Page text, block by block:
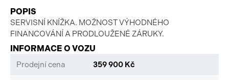
POPIS
SERVISNÍ KNÍŽKA. MOŽNOST VÝHODNÉHO
FINANCOVÁNÍ A PRODLOUŽENÉ ZÁRUKY.
INFORMACE O VOZU
Prodejní cena 359 900 Kč